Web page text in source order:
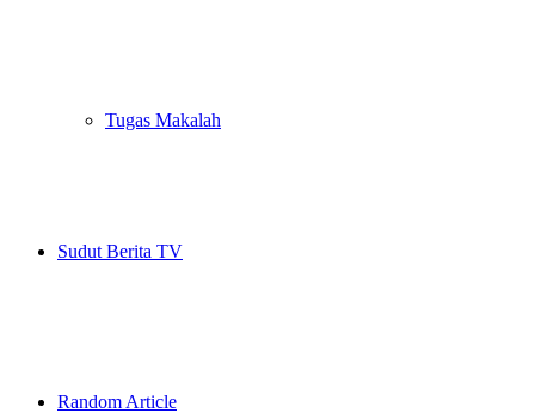
Tugas Makalah
Sudut Berita TV
Random Article